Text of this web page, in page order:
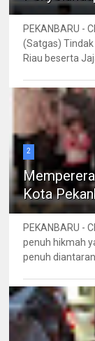
PEKANBARU -
(Satgas)
Riau beserta
2
Kota
PEKANBARU -
penuh hikmah
penuh